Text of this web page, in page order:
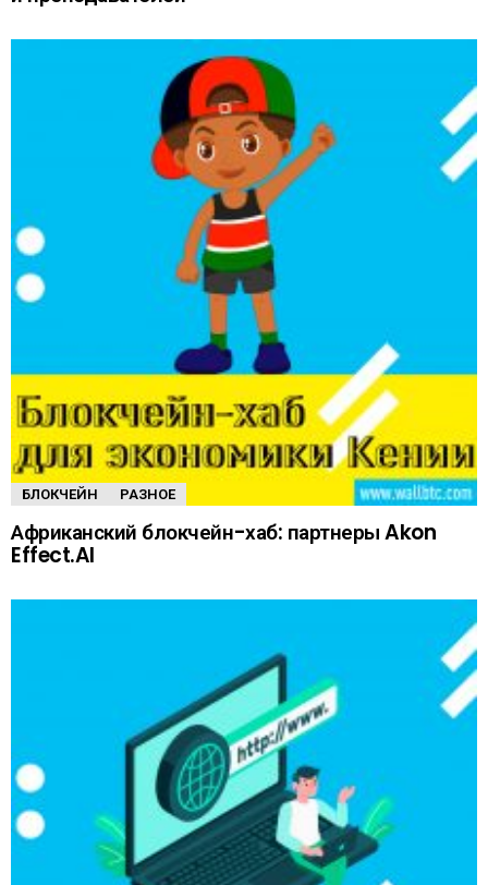
БЛОКЧЕЙН РАЗНОЕ
Африканский блокчейн-хаб: партнеры Akon
Effect.AI